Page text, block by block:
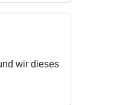
wir dieses